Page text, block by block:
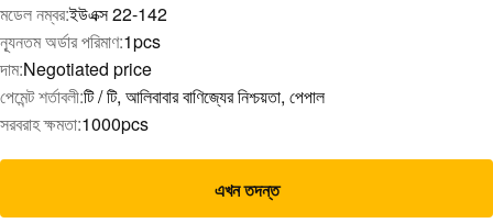
মডেল নম্বর:ইউএক্স 22-142
ন্যূনতম অর্ডার পরিমাণ:1pcs
দাম:Negotiated price
পেমেন্ট শর্তাবলী:টি / টি, আলিবাবার বাণিজ্যের নিশ্চয়তা, পেপাল
সরবরাহ ক্ষমতা:1000pcs
এখন তদন্ত